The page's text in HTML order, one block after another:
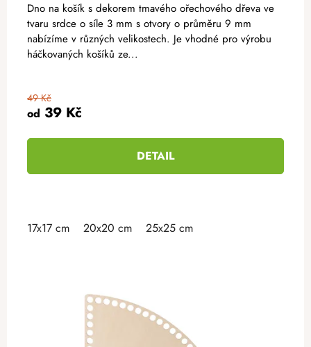
od 39 Kč
49 Kč
DETAIL
Dno na košík s dekorem tmavého ořechového dřeva ve
tvaru srdce o síle 3 mm s otvory o průměru 9 mm
nabízíme v různých velikostech. Je vhodné pro výrobu
háčkovaných košíků ze...
17x17 cm 20x20 cm 25x25 cm